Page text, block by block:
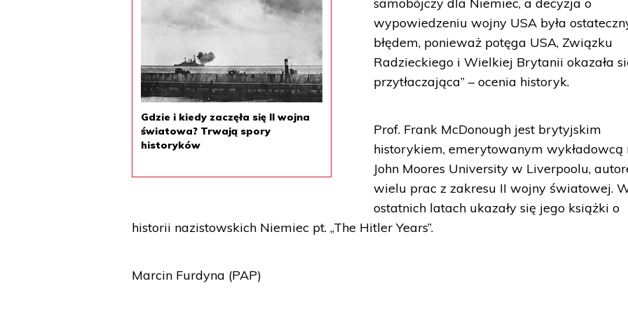
Gdzie i kiedy zaczęła się II wojna
światowa? Trwają spory
historyków
wypowiedzeniu wojny USA była
błędem, ponieważ potęga USA, Związku
Radzieckiego i Wielkiej Brytanii okazała
przytłaczająca” – ocenia historyk.
Prof. Frank McDonough jest brytyjskim
historykiem, emerytowanym wykładowcą
John Moores University w Liverpoolu,
wielu prac z zakresu II wojny światowej.
ostatnich latach ukazały się jego książki o
historii nazistowskich Niemiec pt. „The Hitler Years”.
Marcin Furdyna (PAP)